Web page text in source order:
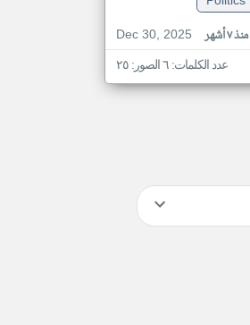
Dec 30, 2025
منذ ٧ أشهر
عدد الكلمات: ٦ الصور: ٢٥